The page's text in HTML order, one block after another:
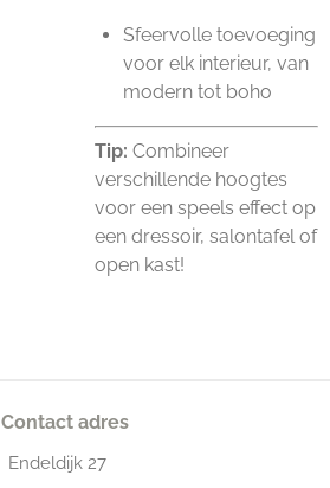
Sfeervolle toevoeging
voor elk interieur, van
modern tot boho
Tip: Combineer
verschillende hoogtes
voor een speels effect op
een dressoir, salontafel of
open kast!
Contact adres
Endeldijk 27